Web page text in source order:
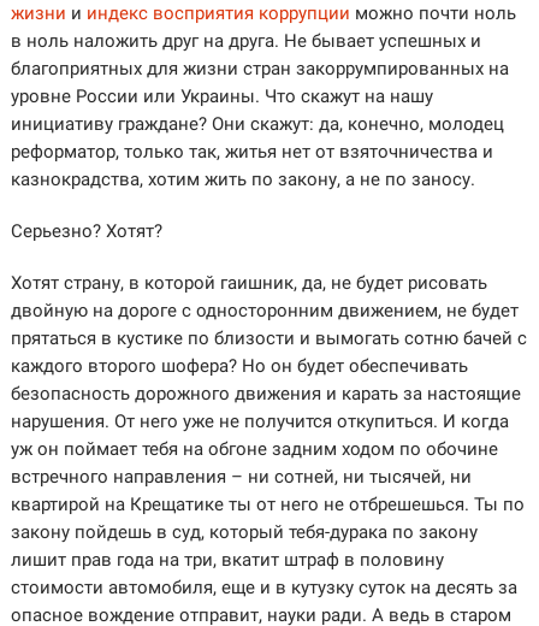
жизни и индекс восприятия коррупции можно почти ноль
в ноль наложить друг на друга. Не бывает успешных и
благоприятных для жизни стран закоррумпированных на
уровне России или Украины. Что скажут на нашу
инициативу граждане? Они скажут: да, конечно, молодец
реформатор, только так, житья нет от взяточничества и
казнокрадства, хотим жить по закону, а не по заносу.
Серьезно? Хотят?
Хотят страну, в которой гаишник, да, не будет рисовать
двойную на дороге с односторонним движением, не будет
прятаться в кустике по близости и вымогать сотню бачей с
каждого второго шофера? Но он будет обеспечивать
безопасность дорожного движения и карать за настоящие
нарушения. От него уже не получится откупиться. И когда
уж он поймает тебя на обгоне задним ходом по обочине
встречного направления – ни сотней, ни тысячей, ни
квартирой на Крещатике ты от него не отбрешешься. Ты по
закону пойдешь в суд, который тебя-дурака по закону
лишит прав года на три, вкатит штраф в половину
стоимости автомобиля, еще и в кутузку суток на десять за
опасное вождение отправит, науки ради. А ведь в старом